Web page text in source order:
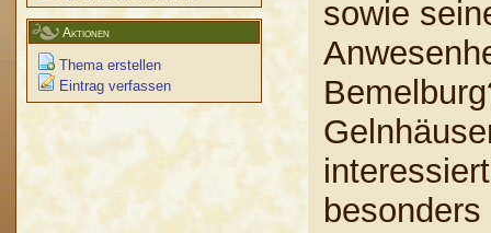
Aktionen
Thema erstellen
Eintrag verfassen
sowie